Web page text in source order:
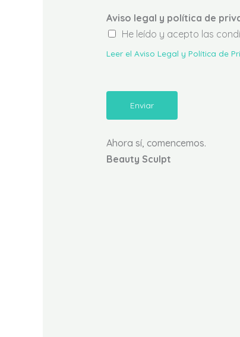
Aviso legal y política de
He leído y acepto las
Leer el Aviso Legal y Política de
Enviar
Ahora sí, comencemos.
Beauty Sculpt